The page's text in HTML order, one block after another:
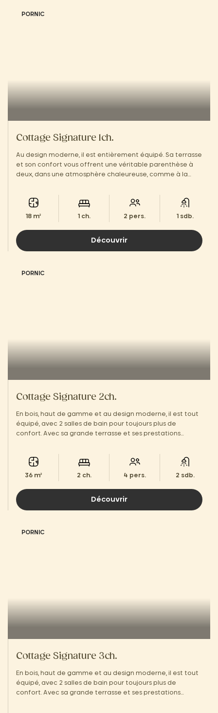
PORNIC
Cottage Signature 1ch.
Au design moderne, il est entièrement équipé. Sa terrasse
et son confort vous offrent une véritable parenthèse à
deux, dans une atmosphère chaleureuse, comme à la
18 m² 1 ch. 2 pers. 1 sdb.
Découvrir
PORNIC
Cottage Signature 2ch.
En bois, haut de gamme et au design moderne, il est tout
équipé, avec 2 salles de bain pour toujours plus de
confort. Avec sa grande terrasse et ses prestations
36 m² 2 ch. 4 pers. 2 sdb.
Découvrir
PORNIC
Cottage Signature 3ch.
En bois, haut de gamme et au design moderne, il est tout
équipé, avec 2 salles de bain pour toujours plus de
confort. Avec sa grande terrasse et ses prestations